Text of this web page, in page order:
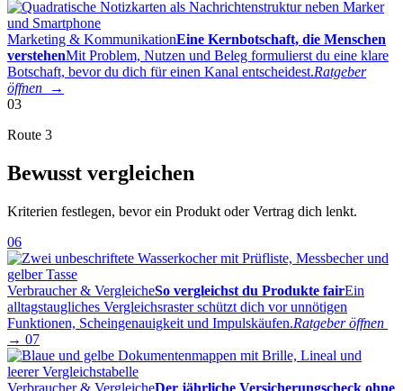
Marketing & KommunikationEine Kernbotschaft, die Menschen
verstehenMit Problem, Nutzen und Beleg formulierst du eine klare
Botschaft, bevor du dich für einen Kanal entscheidest.Ratgeber
öffnen →
03
Route 3
Bewusst vergleichen
Kriterien festlegen, bevor ein Produkt oder Vertrag dich lenkt.
06
Verbraucher & VergleicheSo vergleichst du Produkte fairEin
alltagstaugliches Vergleichsraster schützt dich vor unnötigen
Funktionen, Scheingenauigkeit und Impulskäufen.Ratgeber öffnen
→ 07
Verbraucher & VergleicheDer jährliche Versicherungscheck ohne